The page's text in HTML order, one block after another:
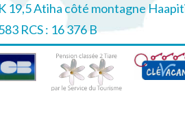
19,5 Atiha côté montagne
RCS : 16 376 B